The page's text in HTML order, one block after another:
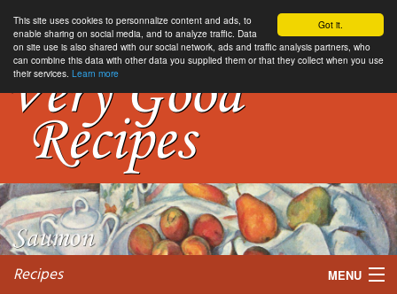
Got it.
This site uses cookies to personnalize content and ads, to
enable sharing on social media, and to analyze traffic. Data
on site use is also shared with our social network, ads and traffic analysis partners, who
can combine this data with other data you supplied them or that they collect when you use
their services. Learn more
Recipes MENU